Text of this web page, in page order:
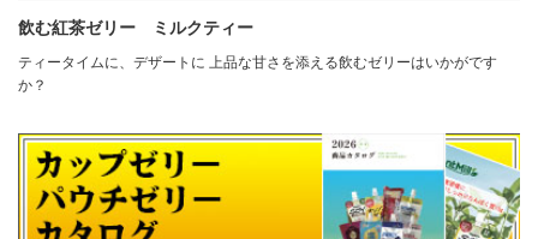
得商品
飲む紅茶ゼリー ミルクティー
ティータイムに、デザートに 上品な甘さを添える飲むゼリーはいかがです
か？